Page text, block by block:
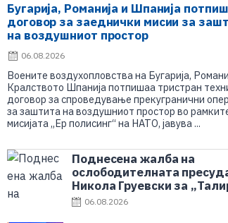
Бугарија, Романија и Шпанија
договор за заеднички мисии за
на воздушниот простор
06.08.2026
Воените воздухопловства на Бугарија,
Кралството Шпанија потпишаа тристран
договор за спроведување прекугранични
за заштита на воздушниот простор во
мисијата „Ер полисинг“ на НАТО, јавува ...
Поднесена жалба на
ослободителната
Никола Груевски за
06.08.2026